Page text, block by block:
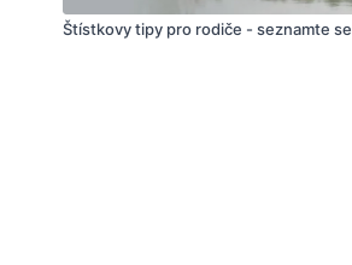
Štístkovy tipy pro rodiče - seznamte se